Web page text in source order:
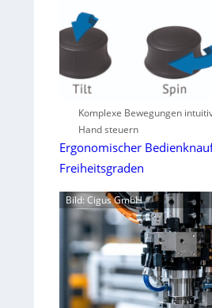
Komplexe Bewegungen
Hand steuern
Ergonomischer
Freiheitsgraden
Bild: Cigus GmbH